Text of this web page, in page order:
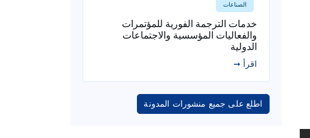
الصناعات
خدمات الترجمة الفورية للمؤتمرات
والفعاليات المؤسسية والاجتماعات
الدولية
اقرأ ➞
اطلع على جميع منشورات المدونة